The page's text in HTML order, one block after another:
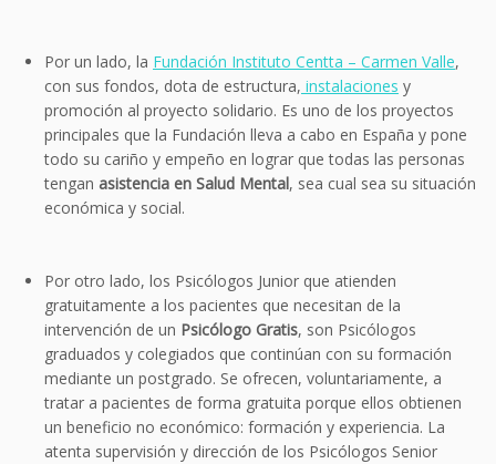
Por un lado, la Fundación Instituto Centta – Carmen Valle,
con sus fondos, dota de estructura, instalaciones y
promoción al proyecto solidario. Es uno de los proyectos
principales que la Fundación lleva a cabo en España y pone
todo su cariño y empeño en lograr que todas las personas
tengan asistencia en Salud Mental, sea cual sea su situación
económica y social.
Por otro lado, los Psicólogos Junior que atienden
gratuitamente a los pacientes que necesitan de la
intervención de un Psicólogo Gratis, son Psicólogos
graduados y colegiados que continúan con su formación
mediante un postgrado. Se ofrecen, voluntariamente, a
tratar a pacientes de forma gratuita porque ellos obtienen
un beneficio no económico: formación y experiencia. La
atenta supervisión y dirección de los Psicólogos Senior